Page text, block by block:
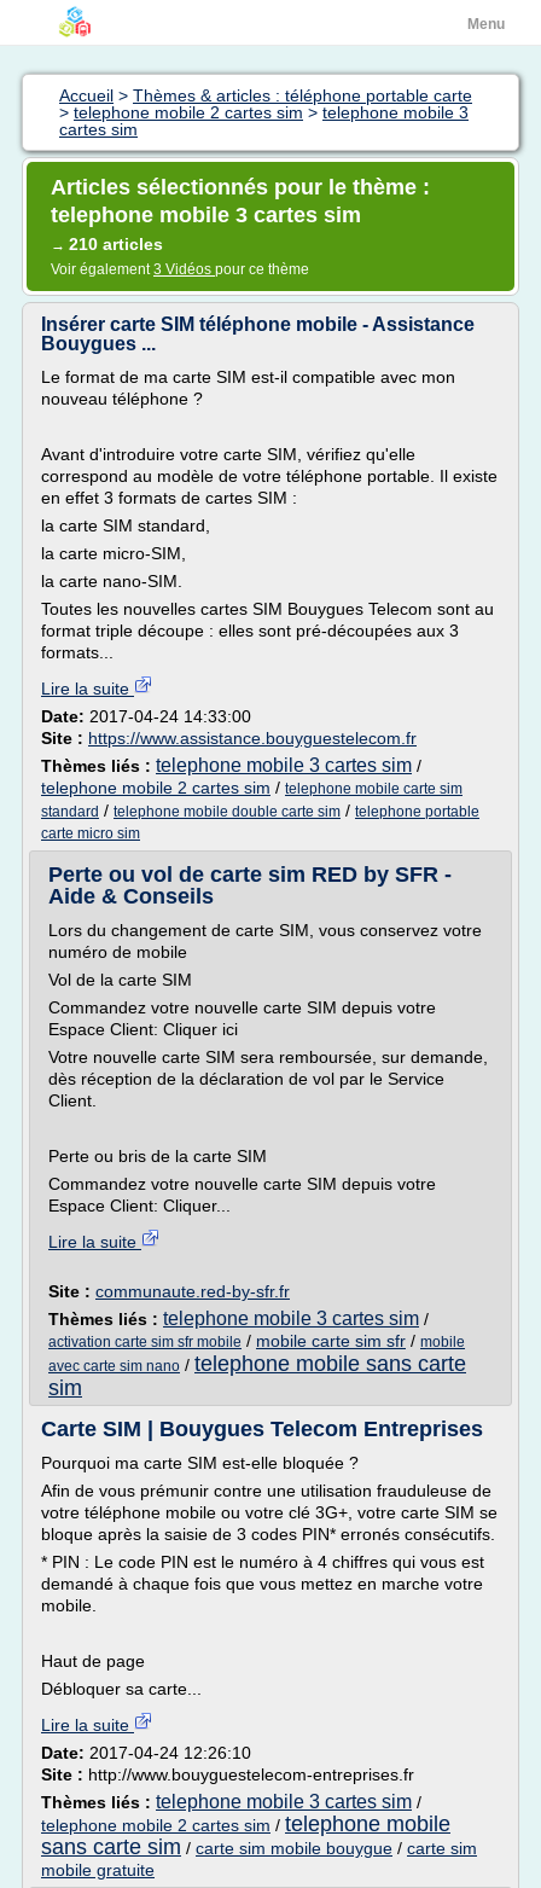
Menu
Accueil > Thèmes & articles : téléphone portable carte
> telephone mobile 2 cartes sim > telephone mobile 3
cartes sim
Articles sélectionnés pour le thème :
telephone mobile 3 cartes sim
→ 210 articles
Voir également3 Vidéos pour ce thème
Insérer carte SIM téléphone mobile - Assistance
Bouygues ...
Le format de ma carte SIM est-il compatible avec mon
nouveau téléphone ?
Avant d'introduire votre carte SIM, vérifiez qu'elle
correspond au modèle de votre téléphone portable. Il existe
en effet 3 formats de cartes SIM :
la carte SIM standard,
la carte micro-SIM,
la carte nano-SIM.
Toutes les nouvelles cartes SIM Bouygues Telecom sont au
format triple découpe : elles sont pré-découpées aux 3
formats...
Lire la suite
Date: 2017-04-24 14:33:00
Site : https://www.assistance.bouyguestelecom.fr
Thèmes liés : telephone mobile 3 cartes sim /
telephone mobile 2 cartes sim / telephone mobile carte sim
standard / telephone mobile double carte sim / telephone portable
carte micro sim
Perte ou vol de carte sim RED by SFR -
Aide & Conseils
Lors du changement de carte SIM, vous conservez votre
numéro de mobile
Vol de la carte SIM
Commandez votre nouvelle carte SIM depuis votre
Espace Client: Cliquer ici
Votre nouvelle carte SIM sera remboursée, sur demande,
dès réception de la déclaration de vol par le Service
Client.
Perte ou bris de la carte SIM
Commandez votre nouvelle carte SIM depuis votre
Espace Client: Cliquer...
Lire la suite
Site : communaute.red-by-sfr.fr
Thèmes liés : telephone mobile 3 cartes sim /
activation carte sim sfr mobile / mobile carte sim sfr / mobile
avec carte sim nano / telephone mobile sans carte
sim
Carte SIM | Bouygues Telecom Entreprises
Pourquoi ma carte SIM est-elle bloquée ?
Afin de vous prémunir contre une utilisation frauduleuse de
votre téléphone mobile ou votre clé 3G+, votre carte SIM se
bloque après la saisie de 3 codes PIN* erronés consécutifs.
* PIN : Le code PIN est le numéro à 4 chiffres qui vous est
demandé à chaque fois que vous mettez en marche votre
mobile.
Haut de page
Débloquer sa carte...
Lire la suite
Date: 2017-04-24 12:26:10
Site : http://www.bouyguestelecom-entreprises.fr
Thèmes liés : telephone mobile 3 cartes sim /
telephone mobile 2 cartes sim / telephone mobile
sans carte sim / carte sim mobile bouygue / carte sim
mobile gratuite